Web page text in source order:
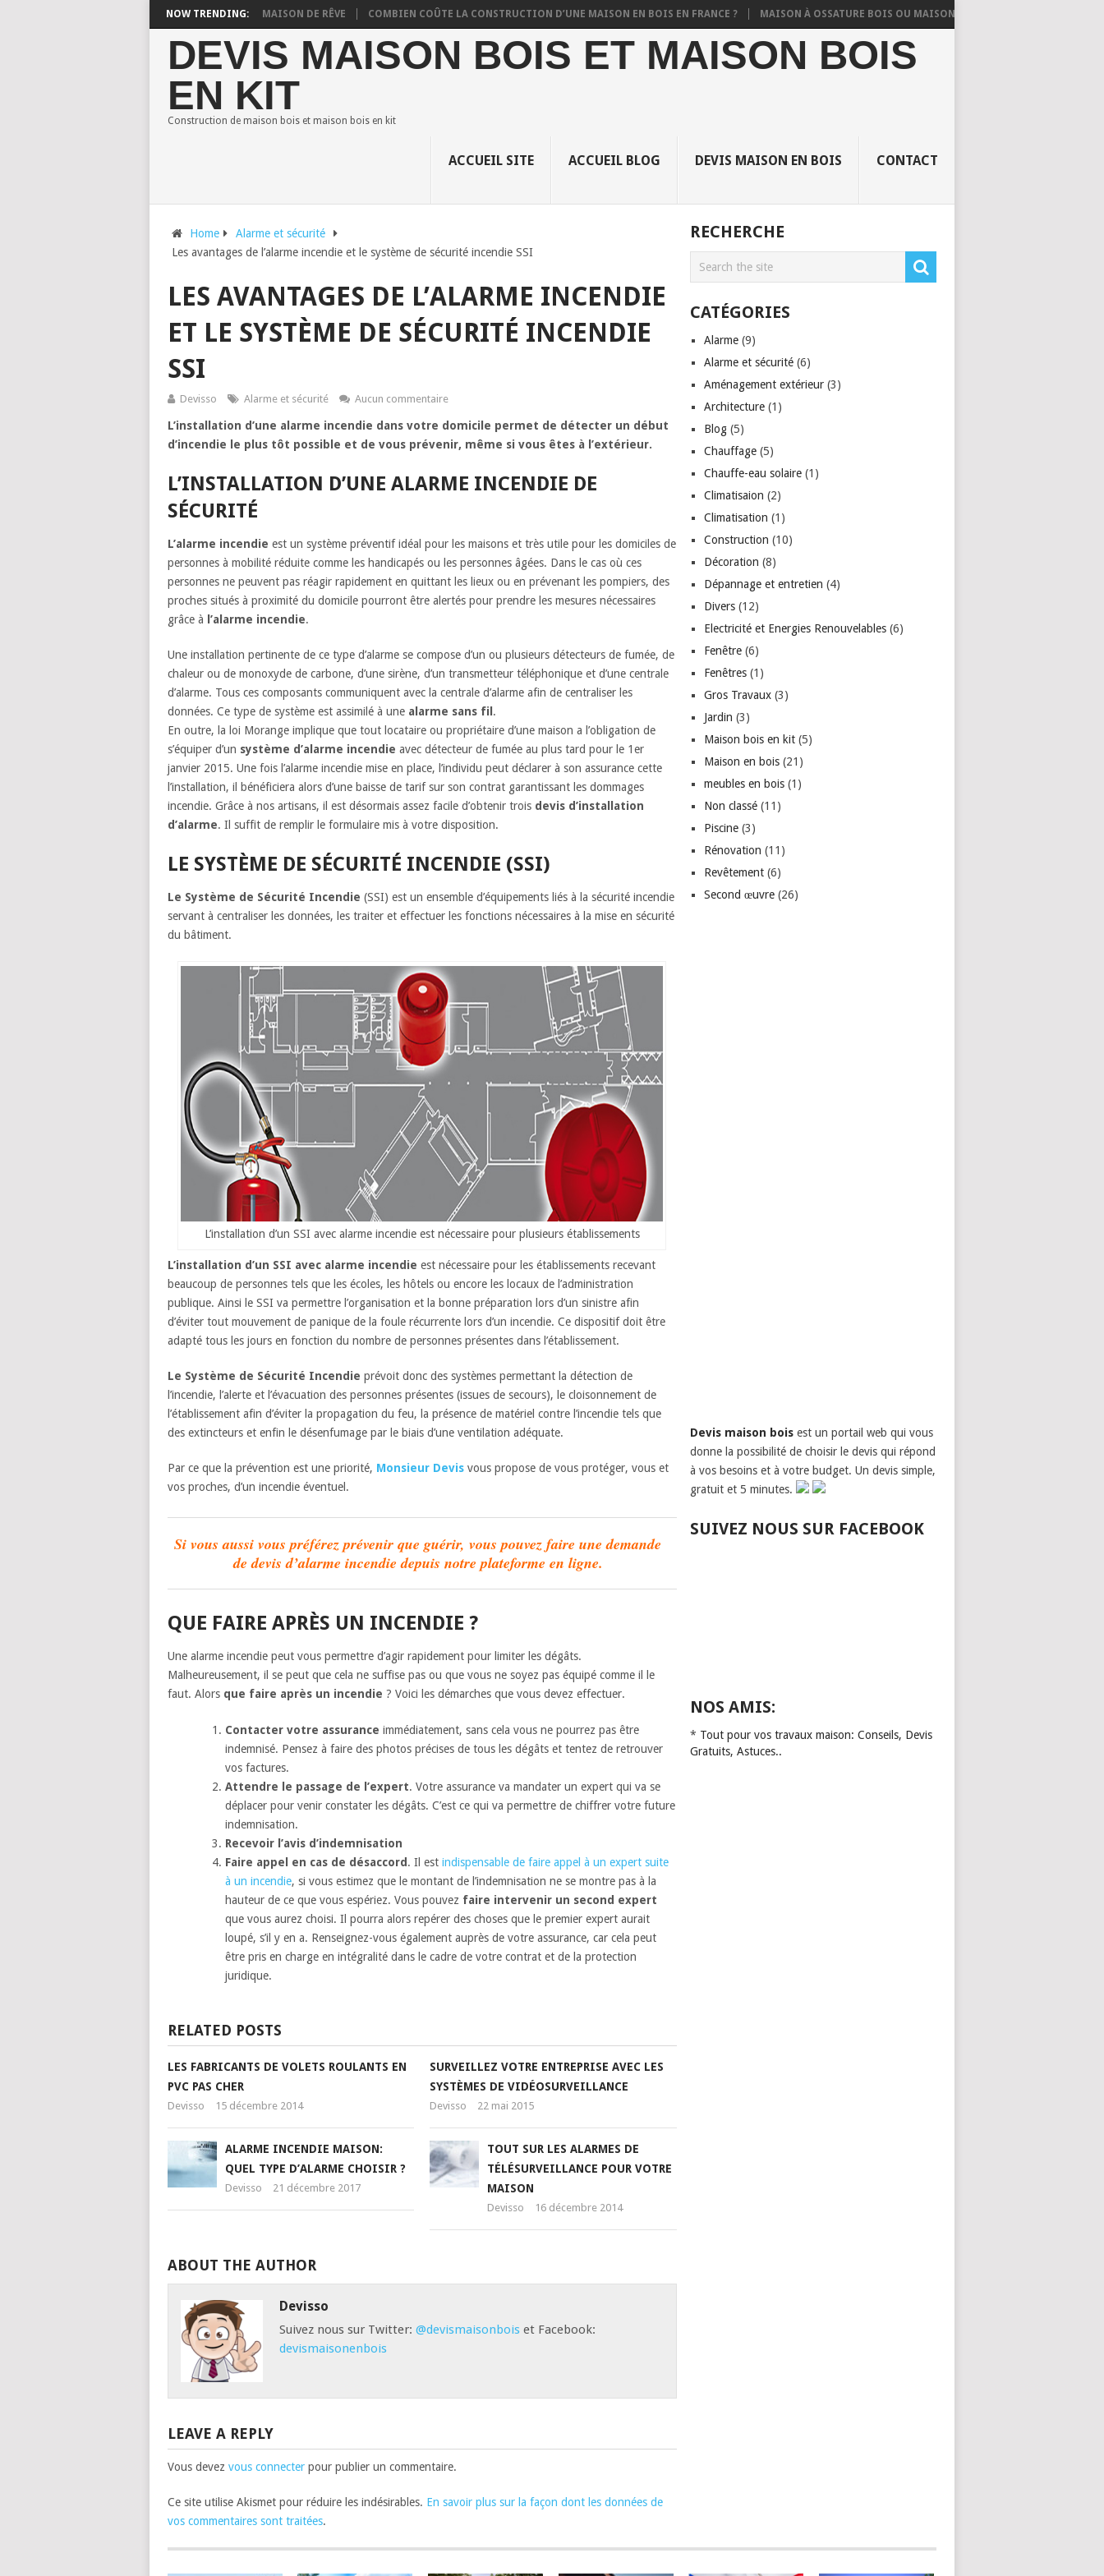
NOW TRENDING:
EN BOIS : STYLES POUR CONSTRUIRE VOTRE MAISON DE RÊVE COMBIEN COÛTE LA CONSTRUCTION D’UNE MAISON EN BOIS EN FRANCE ? MAISON À OSSATURE BOIS OU MAISON EN DUR TRADITIONNELLE ?
DEVIS MAISON BOIS ET MAISON BOIS
EN KIT
Construction de maison bois et maison bois en kit
ACCUEIL SITE ACCUEIL BLOG DEVIS MAISON EN BOIS CONTACT
Home
Alarme et sécurité
Les avantages de l’alarme incendie et le système de sécurité incendie SSI
LES AVANTAGES DE L’ALARME INCENDIE
ET LE SYSTÈME DE SÉCURITÉ INCENDIE
SSI
Devisso Alarme et sécurité Aucun commentaire
L’installation d’une alarme incendie dans votre domicile permet de détecter un début
d’incendie le plus tôt possible et de vous prévenir, même si vous êtes à l’extérieur.
L’INSTALLATION D’UNE ALARME INCENDIE DE
SÉCURITÉ
L’alarme incendie est un système préventif idéal pour les maisons et très utile pour les domiciles de
personnes à mobilité réduite comme les handicapés ou les personnes âgées. Dans le cas où ces
personnes ne peuvent pas réagir rapidement en quittant les lieux ou en prévenant les pompiers, des
proches situés à proximité du domicile pourront être alertés pour prendre les mesures nécessaires
grâce à l’alarme incendie.
Une installation pertinente de ce type d’alarme se compose d’un ou plusieurs détecteurs de fumée, de
chaleur ou de monoxyde de carbone, d’une sirène, d’un transmetteur téléphonique et d’une centrale
d’alarme. Tous ces composants communiquent avec la centrale d’alarme afin de centraliser les
données. Ce type de système est assimilé à une alarme sans fil .
En outre, la loi Morange implique que tout locataire ou propriétaire d’une maison a l’obligation de
s’équiper d’un système d’alarme incendie avec détecteur de fumée au plus tard pour le 1er
janvier 2015. Une fois l’alarme incendie mise en place, l’individu peut déclarer à son assurance cette
l’installation, il bénéficiera alors d’une baisse de tarif sur son contrat garantissant les dommages
incendie. Grâce à nos artisans, il est désormais assez facile d’obtenir trois devis d’installation
d’alarme. Il suffit de remplir le formulaire mis à votre disposition.
LE SYSTÈME DE SÉCURITÉ INCENDIE (SSI)
Le Système de Sécurité Incendie (SSI) est un ensemble d’équipements liés à la sécurité incendie
servant à centraliser les données, les traiter et effectuer les fonctions nécessaires à la mise en sécurité
du bâtiment.
L’installation d’un SSI avec alarme incendie est nécessaire pour plusieurs établissements
L’installation d’un SSI avec alarme incendie est nécessaire pour les établissements recevant
beaucoup de personnes tels que les écoles, les hôtels ou encore les locaux de l’administration
publique. Ainsi le SSI va permettre l’organisation et la bonne préparation lors d’un sinistre afin
d’éviter tout mouvement de panique de la foule récurrente lors d’un incendie. Ce dispositif doit être
adapté tous les jours en fonction du nombre de personnes présentes dans l’établissement.
Le Système de Sécurité Incendie prévoit donc des systèmes permettant la détection de
l’incendie, l’alerte et l’évacuation des personnes présentes (issues de secours), le cloisonnement de
l’établissement afin d’éviter la propagation du feu, la présence de matériel contre l’incendie tels que
des extincteurs et enfin le désenfumage par le biais d’une ventilation adéquate.
Par ce que la prévention est une priorité, Monsieur Devisvous propose de vous protéger, vous et
vos proches, d’un incendie éventuel.
Si vous aussi vous préférez prévenir que guérir, vous pouvez faire une demande
de devis d’alarme incendie depuis notre plateforme en ligne.
QUE FAIRE APRÈS UN INCENDIE ?
Une alarme incendie peut vous permettre d’agir rapidement pour limiter les dégâts.
Malheureusement, il se peut que cela ne suffise pas ou que vous ne soyez pas équipé comme il le
faut. Alors que faire après un incendie ? Voici les démarches que vous devez effectuer.
Contacter votre assurance immédiatement, sans cela vous ne pourrez pas être
indemnisé. Pensez à faire des photos précises de tous les dégâts et tentez de retrouver
vos factures.
Attendre le passage de l’expert. Votre assurance va mandater un expert qui va se
déplacer pour venir constater les dégâts. C’est ce qui va permettre de chiffrer votre future
indemnisation.
Recevoir l’avis d’indemnisation
Faire appel en cas de désaccord . Il est indispensable de faire appel à un expert suite
à un incendie, si vous estimez que le montant de l’indemnisation ne se montre pas à la
hauteur de ce que vous espériez. Vous pouvez faire intervenir un second expert
que vous aurez choisi. Il pourra alors repérer des choses que le premier expert aurait
loupé, s’il y en a. Renseignez-vous également auprès de votre assurance, car cela peut
être pris en charge en intégralité dans le cadre de votre contrat et de la protection
juridique.
RELATED POSTS
LES FABRICANTS DE VOLETS ROULANTS EN
PVC PAS CHER
Devisso 15 décembre 2014
SURVEILLEZ VOTRE ENTREPRISE AVEC LES
SYSTÈMES DE VIDÉOSURVEILLANCE
Devisso 22 mai 2015
ALARME INCENDIE MAISON:
QUEL TYPE D’ALARME CHOISIR ?
Devisso 21 décembre 2017
TOUT SUR LES ALARMES DE
TÉLÉSURVEILLANCE POUR VOTRE
MAISON
Devisso 16 décembre 2014
ABOUT THE AUTHOR
Devisso
Suivez nous sur Twitter: @devismaisonboiset Facebook:
devismaisonenbois
LEAVE A REPLY
Vous devez vous connecterpour publier un commentaire.
Ce site utilise Akismet pour réduire les indésirables. En savoir plus sur la façon dont les données de
vos commentaires sont traitées.
RECHERCHE
CATÉGORIES
Alarme (9)
Alarme et sécurité (6)
Aménagement extérieur (3)
Architecture (1)
Blog (5)
Chauffage (5)
Chauffe-eau solaire (1)
Climatisaion (2)
Climatisation (1)
Construction (10)
Décoration (8)
Dépannage et entretien (4)
Divers (12)
Electricité et Energies Renouvelables (6)
Fenêtre (6)
Fenêtres (1)
Gros Travaux (3)
Jardin (3)
Maison bois en kit (5)
Maison en bois (21)
meubles en bois (1)
Non classé (11)
Piscine (3)
Rénovation (11)
Revêtement (6)
Second œuvre (26)
Devis maison boisest un portail web qui vous
donne la possibilité de choisir le devis qui répond
à vos besoins et à votre budget. Un devis simple,
gratuit et 5 minutes.
SUIVEZ NOUS SUR FACEBOOK
NOS AMIS:
* Tout pour vos travaux maison: Conseils, Devis
Gratuits, Astuces..